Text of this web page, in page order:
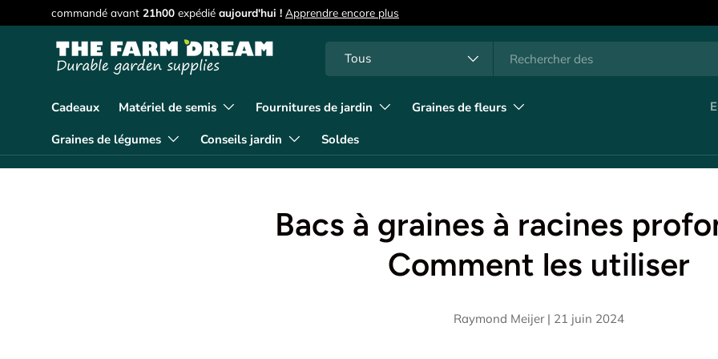
Aller au contenu
commandé avant 21h00 expédié aujourd'hui ! Apprendre encore plus
Tous
Cadeaux Matériel de semis Fournitures de jardin
Graines de fleurs
Graines de légumes
Conseils jardin Soldes
Bacs à graines à racines
Comment les utiliser
Raymond Meijer | 21 juin 2024